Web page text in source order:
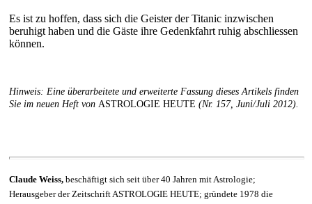
Es ist zu hoffen, dass sich die Geister der Titanic inzwischen
beruhigt haben und die Gäste ihre Gedenkfahrt ruhig abschliessen
können.
Hinweis: Eine überarbeitete und erweiterte Fassung dieses Artikels finden
Sie im neuen Heft von ASTROLOGIE HEUTE (Nr. 157, Juni/Juli 2012).
Claude Weiss, beschäftigt sich seit über 40 Jahren mit Astrologie;
Herausgeber der Zeitschrift ASTROLOGIE HEUTE; gründete 1978 die